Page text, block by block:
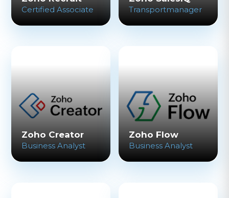
Certified Associate Transportmanager
Zoho Creator
Business Analyst
Zoho Flow
Business Analyst